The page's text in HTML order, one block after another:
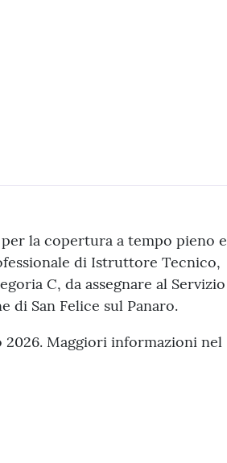
la copertura a tempo pieno e
di Istruttore Tecnico,
C, da assegnare al Servizio
di San Felice sul Panaro.
2026. Maggiori informazioni nel